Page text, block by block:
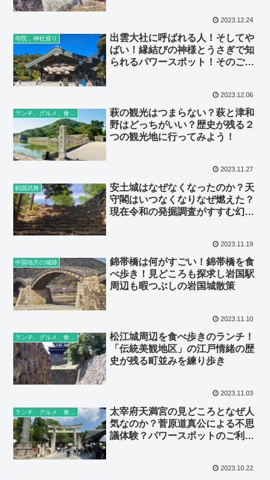
2023.12.24
寺院，神社巡り
出雲大社に呼ばれる人！そしてや
ばい！縁結びの神様とうさぎで知
られるパワースポット！そのご利
2023.12.06
萩の観光はつまらない？萩と津和
野はどっちがいい？歴史が残る２
つの観光地に行ってみよう！
2023.11.27
戦国武将
安土城はなぜなくなったのか？天
守閣はいつなくなりなぜ燃えた？
現在令和の発掘調査がすすむ幻の
2023.11.19
中国地方の城跡
錦帯橋は何がすごい！錦帯橋を食
べ歩き！見どころも探求し岩国駅
周辺も暇つぶしの岩国城散策
2023.11.10
松江城周辺を食べ歩きのランチ！
「伝統美観地区」の江戸情緒の歴
史が残る町並みを練り歩き
2023.11.03
太宰府天満宮の見どころとなぜ人
気なのか？菅原道真公による不思
議体験？パワースポットのご利益
2023.10.22